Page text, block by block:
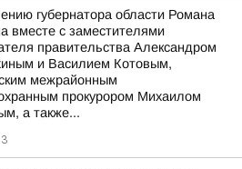
губернатора области Романа
вместе с заместителями
правительства Александром
и Василием Котовым,
межрайонным
прокурором Михаилом
а также...